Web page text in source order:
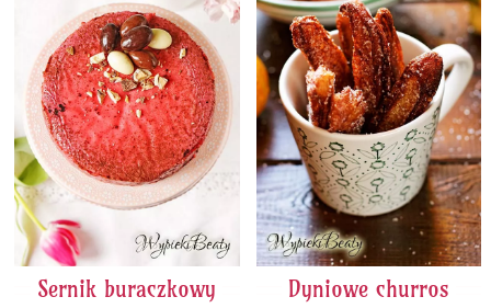
Sernik buraczkowy Dyniowe churros